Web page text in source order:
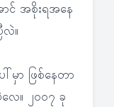
င် အစိုးရအနေ
။
မှာ ဖြစ်နေတာ
ေ။ ၂၀၀၇ ခု